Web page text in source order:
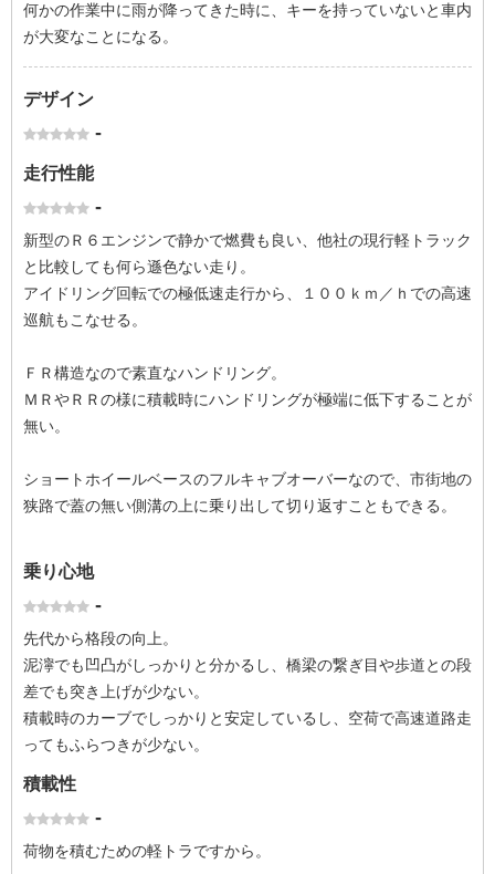
何かの作業中に雨が降ってきた時に、キーを持っていないと車内
が大変なことになる。
デザイン
-
走行性能
-
新型のＲ６エンジンで静かで燃費も良い、他社の現行軽トラック
と比較しても何ら遜色ない走り。
アイドリング回転での極低速走行から、１００ｋｍ／ｈでの高速
巡航もこなせる。
ＦＲ構造なので素直なハンドリング。
ＭＲやＲＲの様に積載時にハンドリングが極端に低下することが
無い。
ショートホイールベースのフルキャブオーバーなので、市街地の
狭路で蓋の無い側溝の上に乗り出して切り返すこともできる。
乗り心地
-
先代から格段の向上。
泥濘でも凹凸がしっかりと分かるし、橋梁の繋ぎ目や歩道との段
差でも突き上げが少ない。
積載時のカーブでしっかりと安定しているし、空荷で高速道路走
ってもふらつきが少ない。
積載性
-
荷物を積むための軽トラですから。